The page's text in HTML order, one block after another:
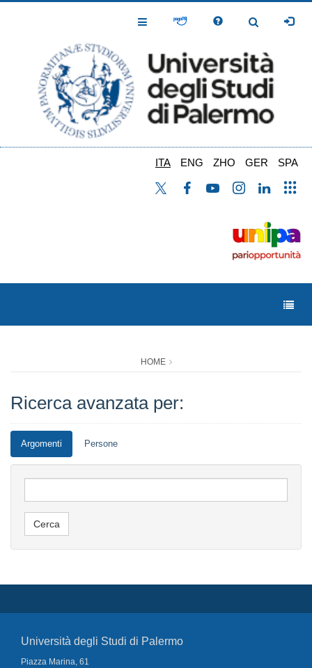
Toggle
Toggle
ITA ENG ZHO GER SPA
HOME
Ricerca avanzata per:
Argomenti Persone
Università degli Studi di Palermo
Piazza Marina, 61